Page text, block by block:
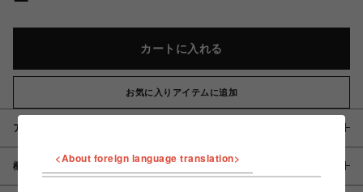
カートに入れる
お気に入りアイテムに追加
アイテム説明 / 素材
概要
<About foreign language translation>